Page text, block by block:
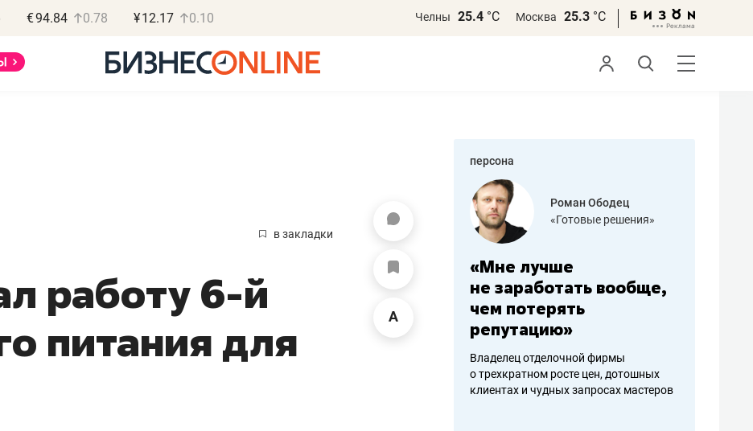
€94.84 0.78 ¥12.17 0.10 Челны 25.4 °С Москва 25.3 °С
в закладки
работу 6-й
питания для
персона
«Не зная местных
правил, бизнес может
потерять минимум
Как бизнесу выйти на зарубежные
Роман Ободец
«Готовые решения»
«Мне лучше
не заработать вообще,
чем потерять
репутацию»
Владелец отделочной фирмы
о трехкратном росте цен, дотошных
клиентах и чудных запросах мастеров